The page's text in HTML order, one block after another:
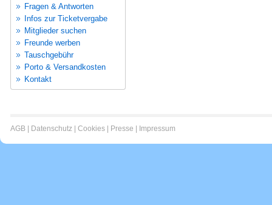
Fragen & Antworten
Infos zur Ticketvergabe
Mitglieder suchen
Freunde werben
Tauschgebühr
Porto & Versandkosten
Kontakt
AGB Datenschutz Cookies Presse Impressum